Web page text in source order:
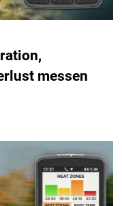
messen